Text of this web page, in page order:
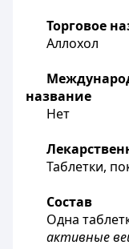
Торговое
Аллохол
название
Нет
Таблетки,
Состав
Одна
активные